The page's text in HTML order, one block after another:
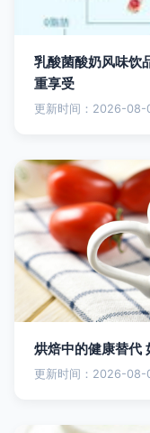
乳酸菌酸奶风味饮
重享受
更新时间：2026-08-
烘焙中的健康替代
更新时间：2026-